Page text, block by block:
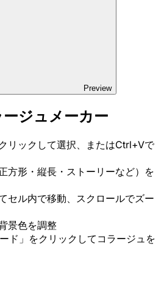
Preview
ジュメーカー
リックして選択、またはCtrl+Vで
方形・縦長・ストーリーなど）を
セル内で移動、スクロールでズー
景色を調整
ド」をクリックしてコラージュを